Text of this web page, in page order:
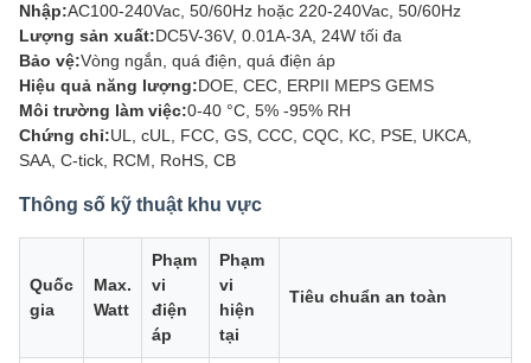
Nhập:AC100-240Vac, 50/60Hz hoặc 220-240Vac, 50/60Hz
Lượng sản xuất:DC5V-36V, 0.01A-3A, 24W tối đa
Bảo vệ:Vòng ngắn, quá điện, quá điện áp
Hiệu quả năng lượng:DOE, CEC, ERPII MEPS GEMS
Môi trường làm việc:0-40 °C, 5% -95% RH
Chứng chỉ:UL, cUL, FCC, GS, CCC, CQC, KC, PSE, UKCA,
SAA, C-tick, RCM, RoHS, CB
Thông số kỹ thuật khu vực
Quốc
gia
Max.
Watt
Phạm
vi
điện
áp
Phạm
vi
hiện
tại
Tiêu chuẩn an toàn